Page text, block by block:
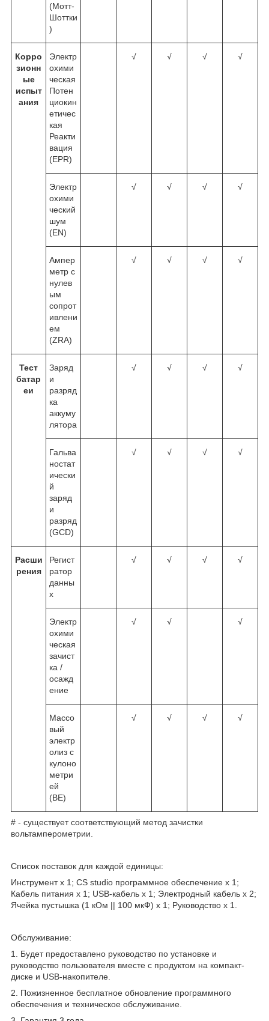
(Мотт-
Шоттки
)
Корро
зионн
ые
испыт
ания
Электр
охими
ческая
Потен
циокин
етичес
кая
Реакти
вация
(EPR)
√ √ √ √
Электр
охими
ческий
шум
(EN)
√ √ √ √
Ампер
метр с
нулев
ым
сопрот
ивлени
ем
(ZRA)
√ √ √ √
Тест
батар
еи
Заряд
и
разряд
ка
аккуму
лятора
√ √ √ √
Гальва
ностат
ически
й
заряд
и
разряд
(GCD)
√ √ √ √
Расши
рения
Регист
ратор
данны
х
√ √ √ √
Электр
охими
ческая
зачист
ка /
осажд
ение
√ √ √
Массо
вый
электр
олиз с
кулоно
метри
ей
(BE)
√ √ √ √
# - cуществует соответствующий метод зачистки
вольтамперометрии.
Список поставок для каждой единицы:
Инструмент x 1; CS studio программное обеспечение x 1;
Кабель питания х 1; USB-кабель x 1; Электродный кабель x 2;
Ячейка пустышка (1 кОм || 100 мкФ) x 1; Руководство x 1.
Обслуживание:
1. Будет предоставлено руководство по установке и
руководство пользователя вместе с продуктом на компакт-
диске и USB-накопителе.
2. Пожизненное бесплатное обновление программного
обеспечения и техническое обслуживание.